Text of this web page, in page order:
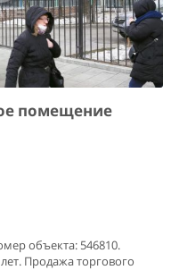
помещение
объекта: 546810.
Продажа торгового